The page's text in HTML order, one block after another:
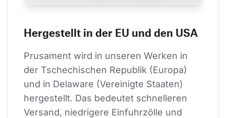
Hergestellt in der EU und den USA
Prusament wird in unseren Werken in
der Tschechischen Republik (Europa)
und in Delaware (Vereinigte Staaten)
hergestellt. Das bedeutet schnelleren
Versand, niedrigere Einfuhrzölle und